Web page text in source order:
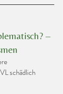
–
schädlich